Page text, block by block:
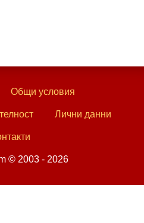
Общи условия
Лични данни
© 2003 - 2026